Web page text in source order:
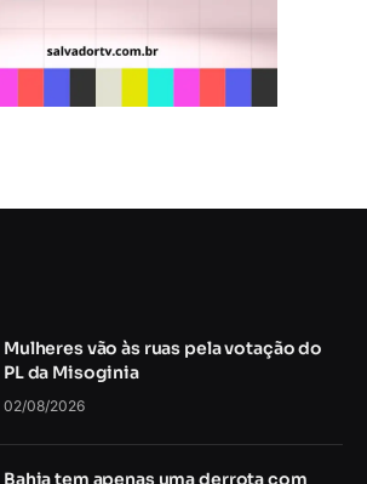
Mulheres vão às ruas pela votação do
PL da Misoginia
02/08/2026
Bahia tem apenas uma derrota com